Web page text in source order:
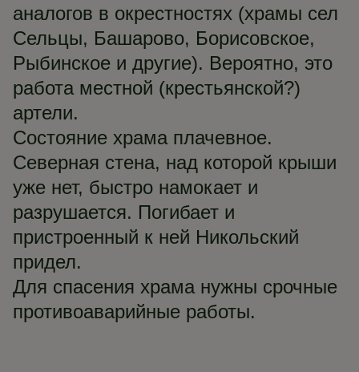
аналогов в окрестностях (храмы сел
Сельцы, Башарово, Борисовское,
Рыбинское и другие). Вероятно, это
работа местной (крестьянской?)
артели.
Состояние храма плачевное.
Северная стена, над которой крыши
уже нет, быстро намокает и
разрушается. Погибает и
пристроенный к ней Никольский
придел.
Для спасения храма нужны срочные
противоаварийные работы.